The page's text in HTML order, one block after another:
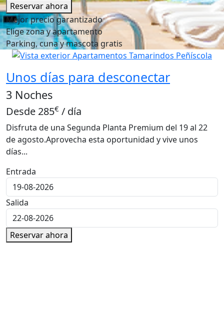
Reservar ahora
Mejor precio garantizado
Elige zona y apartamento
Parking, cuna y mascota gratis
Unos días para desconectar
3 Noches
Desde 285€ / día
Disfruta de una Segunda Planta Premium del 19 al 22
de agosto.Aprovecha esta oportunidad y vive unos
días...
Entrada
Salida
Reservar ahora